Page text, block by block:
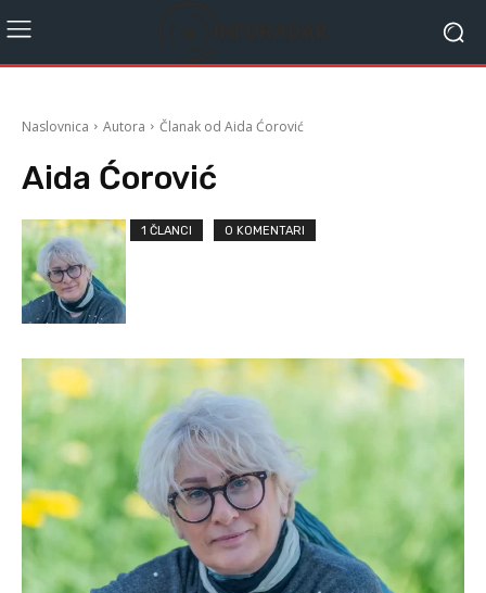
Naslovnica Autora Članak od Aida Ćorović
Aida Ćorović
1 ČLANCI 0 KOMENTARI